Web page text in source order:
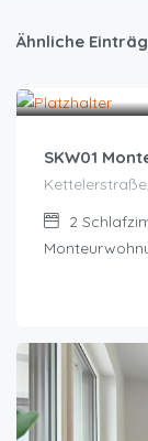
Ähnliche
SKW01
2